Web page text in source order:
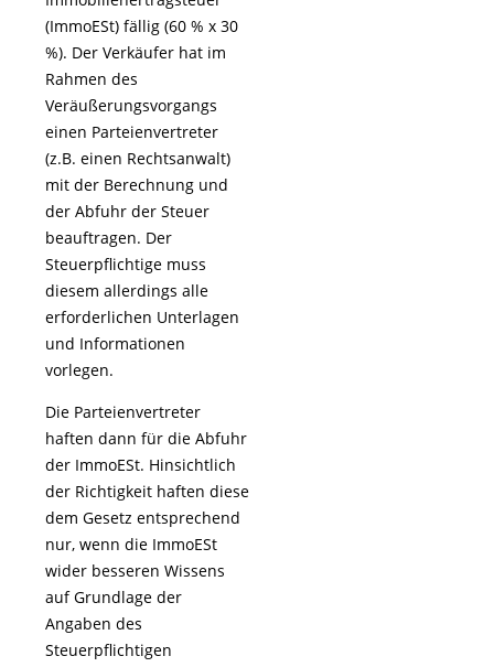
(ImmoESt) fällig (60 % x 30
%). Der Verkäufer hat im
Rahmen des
Veräußerungsvorgangs
einen Parteienvertreter
(z.B. einen Rechtsanwalt)
mit der Berechnung und
der Abfuhr der Steuer
beauftragen. Der
Steuerpflichtige muss
diesem allerdings alle
erforderlichen Unterlagen
und Informationen
vorlegen.
Die Parteienvertreter
haften dann für die Abfuhr
der ImmoESt. Hinsichtlich
der Richtigkeit haften diese
dem Gesetz entsprechend
nur, wenn die ImmoESt
wider besseren Wissens
auf Grundlage der
Angaben des
Steuerpflichtigen